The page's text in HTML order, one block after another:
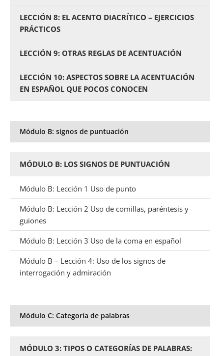
LECCIÓN 8: EL ACENTO DIACRÍTICO – EJERCICIOS
PRÁCTICOS
LECCIÓN 9: OTRAS REGLAS DE ACENTUACIÓN
LECCIÓN 10: ASPECTOS SOBRE LA ACENTUACIÓN
EN ESPAÑOL QUE POCOS CONOCEN
Módulo B: signos de puntuación
MÓDULO B: LOS SIGNOS DE PUNTUACIÓN
Módulo B: Lección 1 Uso de punto
Módulo B: Lección 2 Uso de comillas, paréntesis y
guiones
Módulo B: Lección 3 Uso de la coma en español
Módulo B – Lección 4: Uso de los signos de
interrogación y admiración
Módulo C: Categoría de palabras
MÓDULO 3: TIPOS O CATEGORÍAS DE PALABRAS: